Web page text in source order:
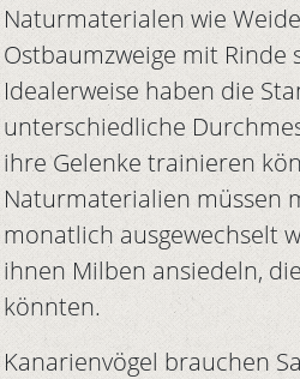
Naturmaterialen wie
Ostbaumzweige mit Rinde
Idealerweise haben die
unterschiedliche
ihre Gelenke trainieren
Naturmaterialien müssen
monatlich ausgewechselt
ihnen Milben ansiedeln,
könnten.
Kanarienvögel brauchen